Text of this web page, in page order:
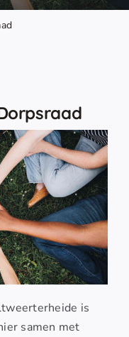
is
samen met